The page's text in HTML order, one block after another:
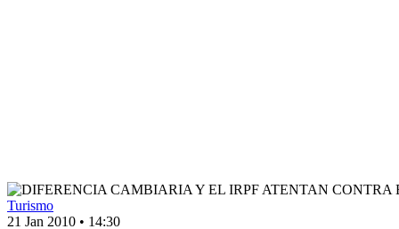
Turismo
21 Jan 2010 • 14:30